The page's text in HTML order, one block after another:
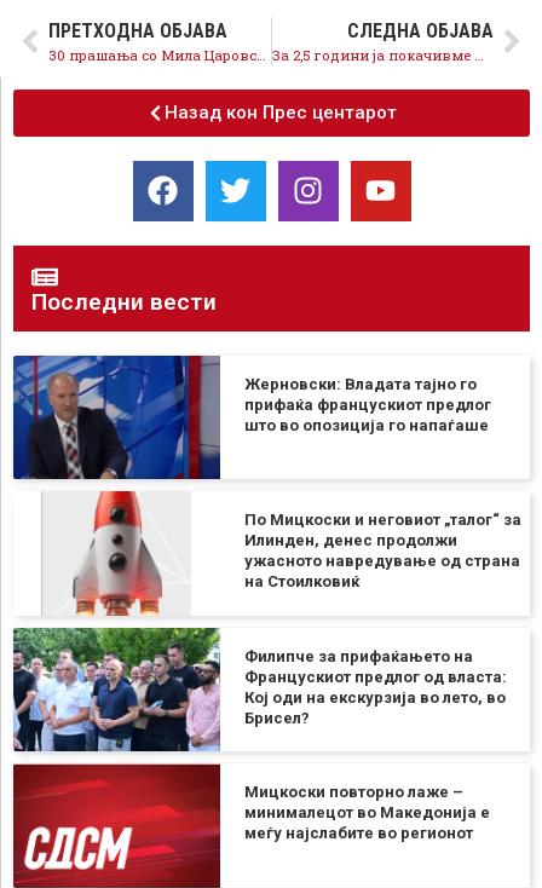
ПРЕТХОДНА ОБЈАВА СЛЕДНА ОБЈАВА
Назад кон Прес центарот
Последни вести
Жерновски: Владата тајно го
прифаќа францускиот предлог
што во опозиција го напаѓаше
По Мицкоски и неговиот „талог“ за
Илинден, денес продолжи
ужасното навредување од страна
на Стоилковиќ
Филипче за прифаќањето на
Францускиот предлог од власта:
Кој оди на екскурзија во лето, во
Брисел?
Мицкоски повторно лаже –
минималецот во Македонија е
меѓу најслабите во регионот